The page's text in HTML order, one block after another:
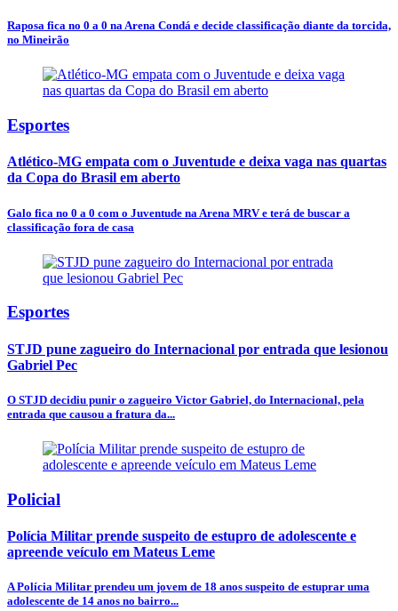
Raposa fica no 0 a 0 na Arena Condá e decide classificação diante da torcida,
no Mineirão
Esportes
Atlético-MG empata com o Juventude e deixa vaga nas quartas
da Copa do Brasil em aberto
Galo fica no 0 a 0 com o Juventude na Arena MRV e terá de buscar a
classificação fora de casa
Esportes
STJD pune zagueiro do Internacional por entrada que lesionou
Gabriel Pec
O STJD decidiu punir o zagueiro Victor Gabriel, do Internacional, pela
entrada que causou a fratura da...
Policial
Polícia Militar prende suspeito de estupro de adolescente e
apreende veículo em Mateus Leme
A Polícia Militar prendeu um jovem de 18 anos suspeito de estuprar uma
adolescente de 14 anos no bairro...